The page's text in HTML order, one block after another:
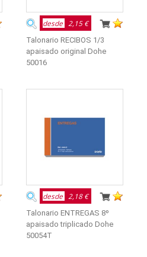
desde 2,15 €
Talonario RECIBOS 1/3
apaisado original Dohe
50016
desde 2,18 €
Talonario ENTREGAS 8º
apaisado triplicado Dohe
50054T